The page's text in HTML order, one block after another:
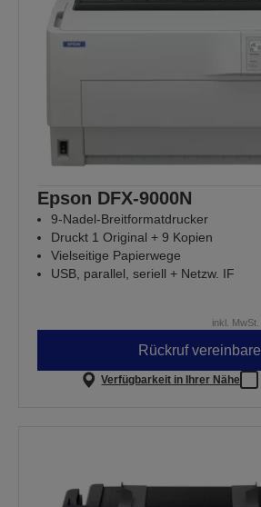
Epson DFX-9000N
9-Nadel-Breitformatdrucker
Druckt 1 Original + 9 Kopien
Vielseitige Papierwege
USB, parallel, seriell + Netzw. IF
inkl.
Rückruf
Verfügbarkeit in Ihrer Nähe